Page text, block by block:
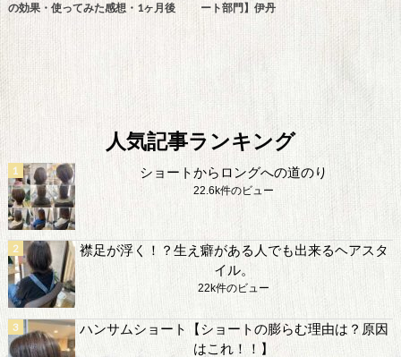
の効果・使ってみた感想・1ヶ月後
ート部門】伊丹
人気記事ランキング
ショートからロングへの道のり
22.6k件のビュー
襟足が浮く！？生え癖がある人でも出来るヘアスタ
イル。
22k件のビュー
ハンサムショート【ショートの膨らむ理由は？原因
はこれ！！】